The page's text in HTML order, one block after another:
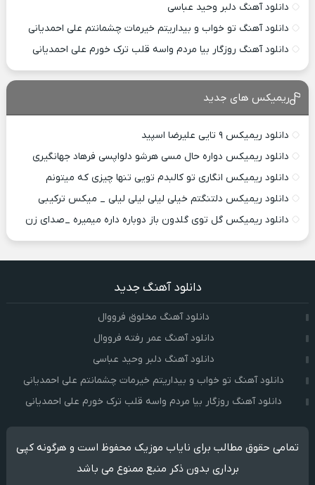
دانلود آهنگ دلبر وحید عباسی
دانلود آهنگ تو خواب و بیداریتم خیرمات چشمانتم علی احمدیانی
دانلود آهنگ روزگار بیا مردم واسه قلب ترک خورم علی احمدیانی
ریمیکس های جدید
دانلود ریمیکس ۹ تایی علیرضا اسپید
دانلود ریمیکس دواره حال مسی هرشو دلواپسی فرهاد جهانگیری
دانلود ریمیکس انگاری تو کالبدم تویی تنها چیزی که میتونم
دانلود ریمیکس دلتنگتم خیلی لیلی لیلی لیلی _ میکس ترکیبی
دانلود ریمیکس گل توی گلدون باز دوباره داره میمیره _صدای زن
دانلود آهنگ جدید
دانلود آهنگ مخلوق فرووال
دانلود آهنگ عمر رفته فرووال
دانلود آهنگ دلبر وحید عباسی
دانلود آهنگ تو خواب و بیداریتم خیرمات چشمانتم علی احمدیانی
دانلود آهنگ روزگار بیا مردم واسه قلب ترک خورم علی احمدیانی
تمامی حقوق مطالب برای نایاب موزیک محفوظ است و هرگونه کپی
برداری بدون ذکر منبع ممنوع می باشد